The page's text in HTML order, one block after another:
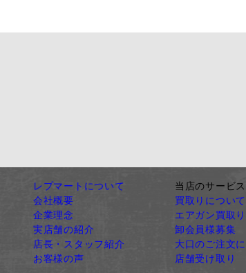
レプマートについて
会社概要
企業理念
実店舗の紹介
店長・スタッフ紹介
お客様の声
当店のサービス
買取りについて
エアガン買取り
卸会員様募集
大口のご注文
店舗受け取り